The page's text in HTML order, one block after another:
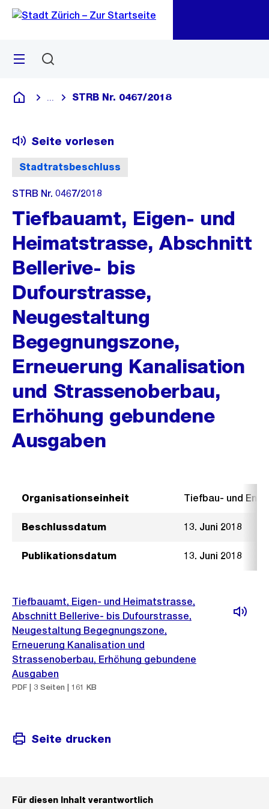
Navigation
Sprunglink
Menü
Deutsch
Blende alle Breadcrumbs ein
STRB Nr. 0467/2018
Stadtratsbeschluss
Seite vorlesen
STRB Nr. 0467/2018
Tiefbauamt, Eigen- und
Heimatstrasse, Abschnitt
Bellerive- bis
Dufourstrasse,
Neugestaltung
Begegnungszone,
Erneuerung Kanalisation
und Strassenoberbau,
Erhöhung gebundene
Ausgaben
Organisationseinheit Tiefbau- und
Beschlussdatum 13. Juni 2018
Publikationsdatum 13. Juni 2018
Tiefbauamt, Eigen- und Heimatstrasse,
Abschnitt Bellerive- bis Dufourstrasse,
Neugestaltung Begegnungszone,
Erneuerung Kanalisation und
Strassenoberbau, Erhöhung gebundene
Ausgaben
PDF | 3 Seiten | 161 KB
Seite drucken
Für diesen Inhalt verantwortlich